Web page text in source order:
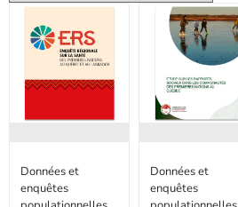
Données et
enquêtes
Données et
enquêtes